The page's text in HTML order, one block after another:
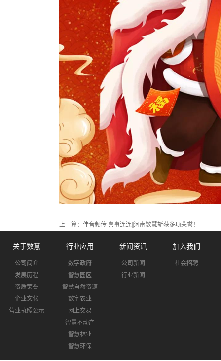
上一篇： 佳音频传 喜事连连||河南数慧斩获多项荣誉！
关于数慧
公司简介
发展历程
资质荣誉
企业文化
营业执照公示
行业应用
数字政府
智慧园区
智慧自然资源
数字农业
网上交易
智慧不动产
智慧林业
智慧环保
新闻资讯
公司新闻
行业新闻
加入我们
社会招聘